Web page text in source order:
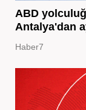
ABD
Antalya'dan
Haber7